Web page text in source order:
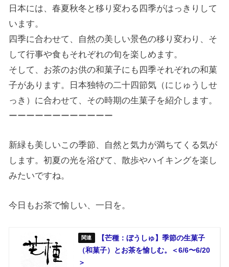
日本には、春夏秋冬と移り変わる四季がはっきりして
います。
四季に合わせて、自然の美しい景色の移り変わり、そ
して行事や食もそれぞれの旬を楽しめます。
そして、お茶のお供の和菓子にも四季それぞれの和菓
子があります。日本独特の二十四節気（にじゅうしせ
っき）に合わせて、その時期の生菓子を紹介します。
ーーーーーーーーーーーー
新緑も美しいこの季節、自然と気力が満ちてくる気が
します。初夏の光を浴びて、散歩やハイキングを楽し
みたいですね。
今日もお茶で愉しい、一日を。
【芒種：ぼうしゅ】季節の生菓子
（和菓子）とお茶を愉しむ。＜6/6〜6/20
＞